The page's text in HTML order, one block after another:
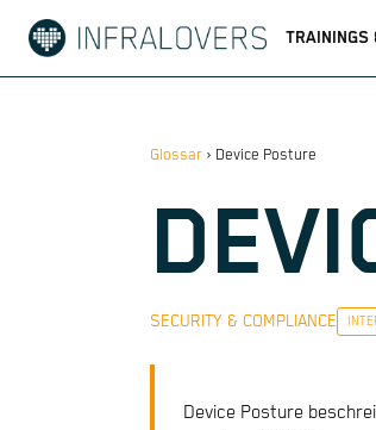
TRAININGS
Glossar › Device Posture
SECURITY & COMPLIANCE
Device Posture